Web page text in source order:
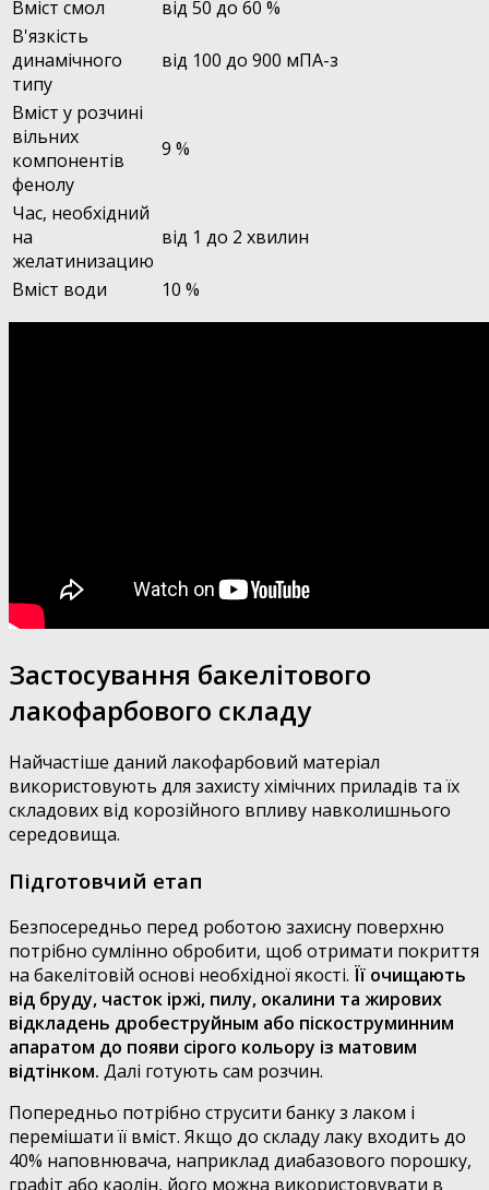
Вміст смол
від 50 до 60 %
В'язкість
динамічного
типу
від 100 до 900 мПА-з
Вміст у розчині
вільних
компонентів
фенолу
9 %
Час, необхідний
на
желатинизацию
від 1 до 2 хвилин
Вміст води 10 %
Застосування бакелітового
лакофарбового складу
Найчастіше даний лакофарбовий матеріал
використовують для захисту хімічних приладів та їх
складових від корозійного впливу навколишнього
середовища.
Підготовчий етап
Безпосередньо перед роботою захисну поверхню
потрібно сумлінно обробити, щоб отримати покриття
на бакелітовій основі необхідної якості. Її очищають
від бруду, часток іржі, пилу, окалини та жирових
відкладень дробеструйным або піскоструминним
апаратом до появи сірого кольору із матовим
відтінком. Далі готують сам розчин.
Попередньо потрібно струсити банку з лаком і
перемішати її вміст. Якщо до складу лаку входить до
40% наповнювача, наприклад диабазового порошку,
графіт або каолін, його можна використовувати в